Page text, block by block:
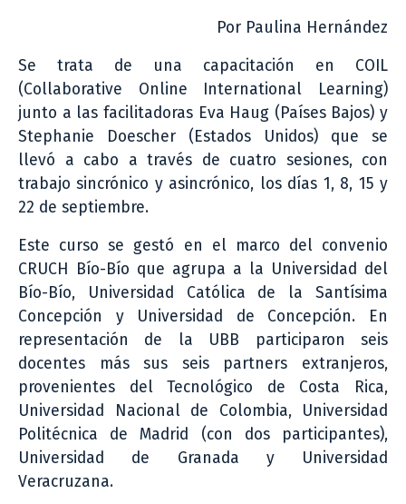
Por Paulina Hernández
Se trata de una capacitación en COIL
(Collaborative Online International Learning)
junto a las facilitadoras Eva Haug (Países Bajos) y
Stephanie Doescher (Estados Unidos) que se
llevó a cabo a través de cuatro sesiones, con
trabajo sincrónico y asincrónico, los días 1, 8, 15 y
22 de septiembre.
Este curso se gestó en el marco del convenio
CRUCH Bío-Bío que agrupa a la Universidad del
Bío-Bío, Universidad Católica de la Santísima
Concepción y Universidad de Concepción. En
representación de la UBB participaron seis
docentes más sus seis partners extranjeros,
provenientes del Tecnológico de Costa Rica,
Universidad Nacional de Colombia, Universidad
Politécnica de Madrid (con dos participantes),
Universidad de Granada y Universidad
Veracruzana.